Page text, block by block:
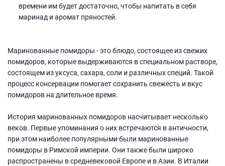
времени им будет достаточно, чтобы напитать в себя
маринад и аромат пряностей.
Маринованные помидоры - это блюдо, состоящее из свежих
помидоров, которые выдерживаются в специальном растворе,
состоящем из уксуса, сахара, соли и различных специй. Такой
процесс консервации помогает сохранить свежесть и вкус
помидоров на длительное время.
История маринованных помидоров насчитывает несколько
веков. Первые упоминания о них встречаются в античности,
при этом наиболее популярными были маринованные
помидоры в Римской империи. Они также были широко
распространены в средневековой Европе и в Азии. В Италии